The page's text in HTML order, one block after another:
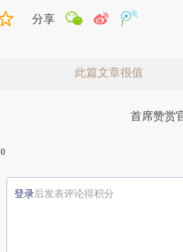
分享
此篇文章很值
首席赞赏
0
登录后发表评论得积分